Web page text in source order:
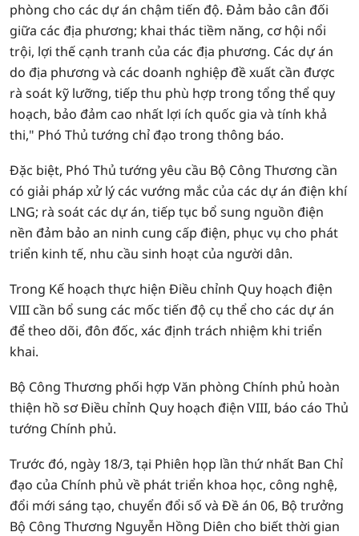
phòng cho các dự án chậm tiến độ. Đảm bảo cân đối
giữa các địa phương; khai thác tiềm năng, cơ hội nổi
trội, lợi thế cạnh tranh của các địa phương. Các dự án
do địa phương và các doanh nghiệp đề xuất cần được
rà soát kỹ lưỡng, tiếp thu phù hợp trong tổng thể quy
hoạch, bảo đảm cao nhất lợi ích quốc gia và tính khả
thi," Phó Thủ tướng chỉ đạo trong thông báo.
Đặc biệt, Phó Thủ tướng yêu cầu Bộ Công Thương cần
có giải pháp xử lý các vướng mắc của các dự án điện khí
LNG; rà soát các dự án, tiếp tục bổ sung nguồn điện
nền đảm bảo an ninh cung cấp điện, phục vụ cho phát
triển kinh tế, nhu cầu sinh hoạt của người dân.
Trong Kế hoạch thực hiện Điều chỉnh Quy hoạch điện
VIII cần bổ sung các mốc tiến độ cụ thể cho các dự án
để theo dõi, đôn đốc, xác định trách nhiệm khi triển
khai.
Bộ Công Thương phối hợp Văn phòng Chính phủ hoàn
thiện hồ sơ Điều chỉnh Quy hoạch điện VIII, báo cáo Thủ
tướng Chính phủ.
Trước đó, ngày 18/3, tại Phiên họp lần thứ nhất Ban Chỉ
đạo của Chính phủ về phát triển khoa học, công nghệ,
đổi mới sáng tạo, chuyển đổi số và Đề án 06, Bộ trưởng
Bộ Công Thương Nguyễn Hồng Diên cho biết thời gian